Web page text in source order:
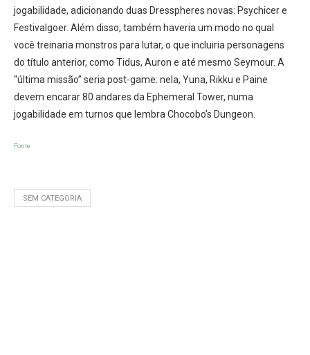
jogabilidade, adicionando duas Dresspheres novas: Psychicer e
Festivalgoer. Além disso, também haveria um modo no qual
você treinaria monstros para lutar, o que incluiria personagens
do título anterior, como Tidus, Auron e até mesmo Seymour. A
“última missão” seria post-game: nela, Yuna, Rikku e Paine
devem encarar 80 andares da Ephemeral Tower, numa
jogabilidade em turnos que lembra Chocobo’s Dungeon.
Fonte
SEM CATEGORIA